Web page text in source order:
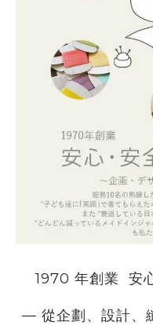
1970 年創業 安
— 從企劃、設計、